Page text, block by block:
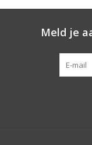
Meld je